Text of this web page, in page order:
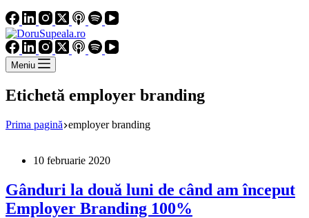
Meniu
Etichetă employer branding
Prima pagină employer branding
10 februarie 2020
Gânduri la două luni de când am început
Employer Branding 100%